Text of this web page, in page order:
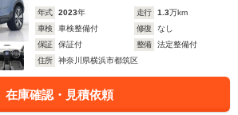
年式 2023年 走行 1.3万km
車検
車検整備付 修復
なし
保証
保証付 整備
法定整備付
住所
神奈川県横浜市都筑区
在庫確認・見積依頼